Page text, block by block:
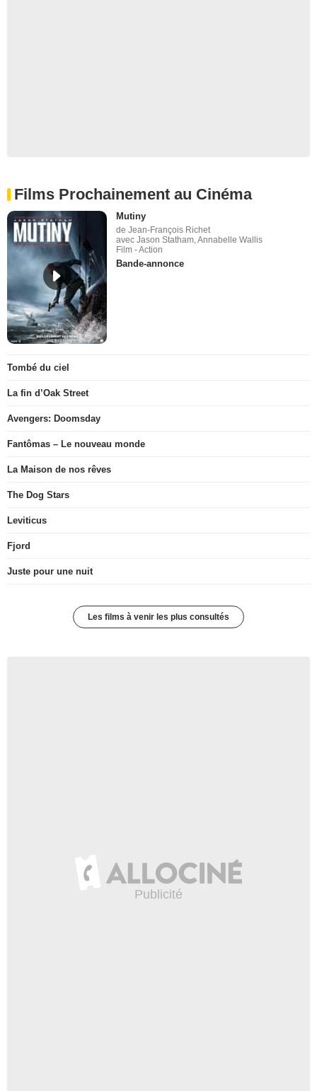
Films Prochainement au Cinéma
Mutiny
de Jean-François Richet
avec Jason Statham, Annabelle Wallis
Film - Action
Bande-annonce
Tombé du ciel
La fin d’Oak Street
Avengers: Doomsday
Fantômas – Le nouveau monde
La Maison de nos rêves
The Dog Stars
Leviticus
Fjord
Juste pour une nuit
Les films à venir les plus consultés